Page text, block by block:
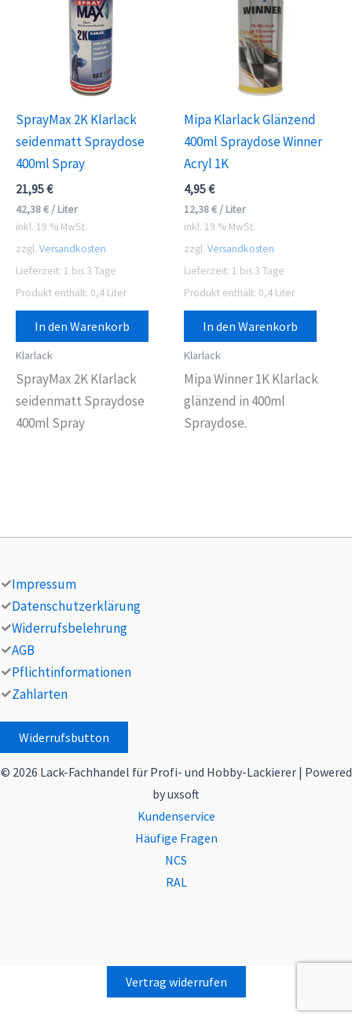
SprayMax 2K Klarlack
seidenmatt Spraydose
400ml Spray
21,95€
42,38€ / Liter
inkl. 19 % MwSt.
zzgl. Versandkosten
Lieferzeit: 1 bis 3 Tage
Produkt enthält: 0,4 Liter
In den Warenkorb
Klarlack
SprayMax 2K Klarlack
seidenmatt Spraydose
400ml Spray
Mipa Klarlack Glänzend
400ml Spraydose Winner
Acryl 1K
4,95€
12,38€ / Liter
inkl. 19 % MwSt.
zzgl. Versandkosten
Lieferzeit: 1 bis 3 Tage
Produkt enthält: 0,4 Liter
In den Warenkorb
Klarlack
Mipa Winner 1K Klarlack
glänzend in 400ml
Spraydose.
Impressum
Datenschutzerklärung
Widerrufsbelehrung
AGB
Pflichtinformationen
Zahlarten
Widerrufsbutton
© 2026 Lack-Fachhandel für Profi- und Hobby-Lackierer | Powered
by uxsoft
Kundenservice
Häufige Fragen
NCS
RAL
Vertrag widerrufen